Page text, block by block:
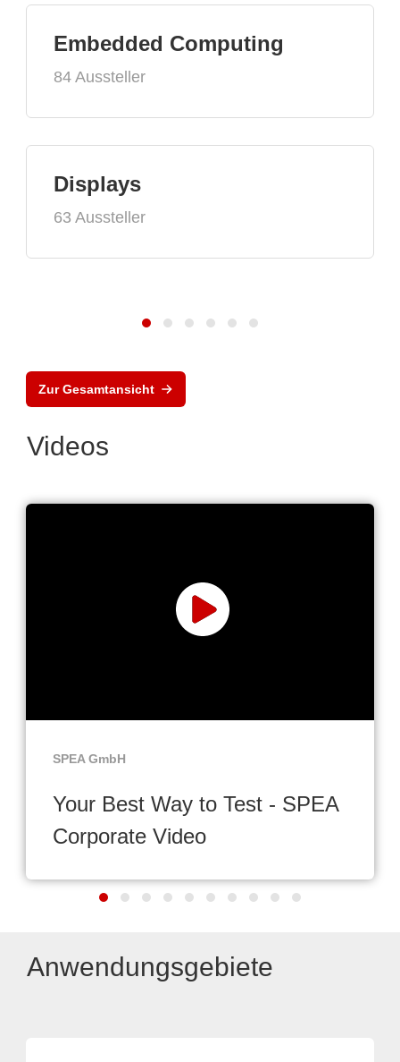
Embedded Computing
84 Aussteller
Displays
63 Aussteller
Zur Gesamtansicht
Videos
SPEA GmbH
Your Best Way to Test - SPEA
Corporate Video
Anwendungsgebiete